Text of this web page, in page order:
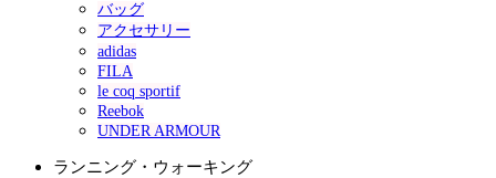
バッグ
アクセサリー
adidas
FILA
le coq sportif
Reebok
UNDER ARMOUR
ランニング・ウォーキング